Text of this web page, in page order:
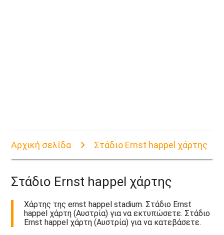
Αρχική σελίδα Στάδιο Ernst happel χάρτης
Στάδιο Ernst happel χάρτης
Χάρτης της ernst happel stadium. Στάδιο Ernst
happel χάρτη (Αυστρία) για να εκτυπώσετε. Στάδιο
Ernst happel χάρτη (Αυστρία) για να κατεβάσετε.